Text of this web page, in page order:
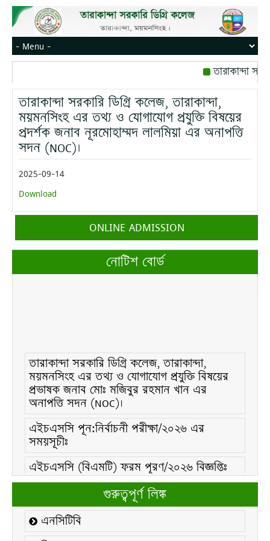
তারাকান্দা
রোজ বৃহস্পতিবার।
মোবাইল নম্বর:
তারাকান্দা সরকারি ডিগ্রি কলেজ, তারাকান্দা,
ময়মনসিংহ এর তথ্য ও যোগাযোগ প্রযুক্তি বিষয়ের
প্রদর্শক জনাব নূরমোহাম্মদ লালমিয়া এর অনাপত্তি
সদন (NOC)।
2025-09-14
Download
ONLINE ADMISSION
নোটিশ বোর্ড
তারাকান্দা সরকারি ডিগ্রি কলেজ, তারাকান্দা,
ময়মনসিংহ এর তথ্য ও যোগাযোগ প্রযুক্তি বিষয়ের
প্রভাষক জনাব মোঃ মজিবুর রহমান খান এর
অনাপত্তি সদন (NOC)।
এইচএসসি পূন:নির্বাচনী পরীক্ষা/২০২৬ এর
সময়সূচীঃ
এইচএসসি (বিএমটি) ফরম পূরণ/২০২৬ বিজ্ঞপ্তিঃ
এইচএসসি ফরম/২০২৬ পূরণ বিজ্ঞপ্তিঃ
২১ ফেব্রুয়ারি/২০২৬ ইং তারিখে “শহিদ দিবস ও
আন্তর্জাতিক মাতৃভাষা দিবস-২০২৬ উদযাপন
গুরুত্বপূর্ণ লিঙ্ক
এনসিটিবি